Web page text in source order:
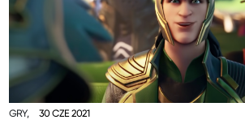
GRY, 30 CZE 2021